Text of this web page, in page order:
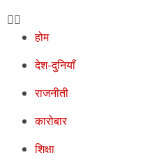
होम
देश-दुनियाँ
राजनीती
कारोबार
शिक्षा